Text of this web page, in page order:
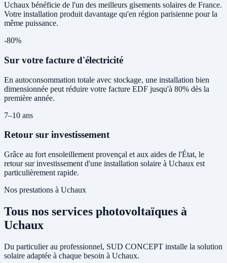
Uchaux bénéficie de l'un des meilleurs gisements solaires de France.
Votre installation produit davantage qu'en région parisienne pour la
même puissance.
-80%
Sur votre facture d'électricité
En autoconsommation totale avec stockage, une installation bien
dimensionnée peut réduire votre facture EDF jusqu'à 80% dès la
première année.
7–10 ans
Retour sur investissement
Grâce au fort ensoleillement provençal et aux aides de l'État, le
retour sur investissement d'une installation solaire à Uchaux est
particulièrement rapide.
Nos prestations à Uchaux
Tous nos services photovoltaïques à
Uchaux
Du particulier au professionnel, SUD CONCEPT installe la solution
solaire adaptée à chaque besoin à Uchaux.